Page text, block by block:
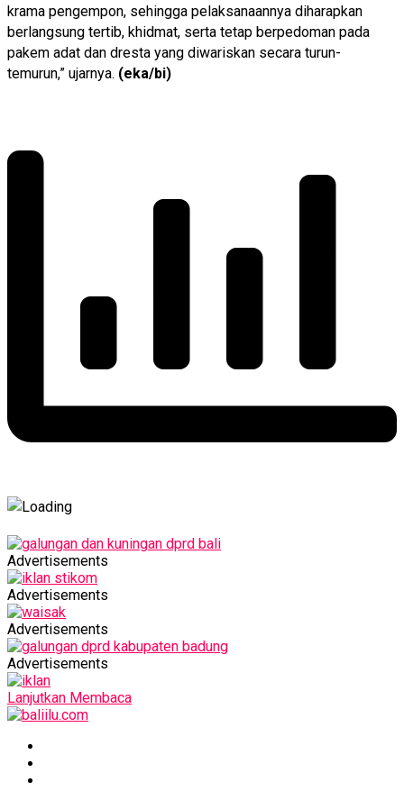
krama pengempon, sehingga pelaksanaannya diharapkan
berlangsung tertib, khidmat, serta tetap berpedoman pada
pakem adat dan dresta yang diwariskan secara turun-
temurun,” ujarnya. (eka/bi)
Advertisements
Advertisements
Advertisements
Advertisements
Lanjutkan Membaca